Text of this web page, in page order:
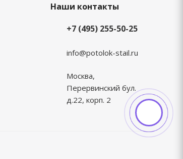
Наши контакты
+7 (495) 255-50-25
info@potolok-stail.ru
Москва,
Перервинский бул.
д.22, корп. 2